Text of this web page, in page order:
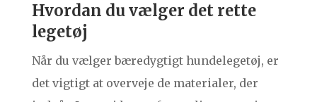
Hvordan du vælger det rette
legetøj
Når du vælger bæredygtigt hundelegetøj, er
det vigtigt at overveje de materialer, der